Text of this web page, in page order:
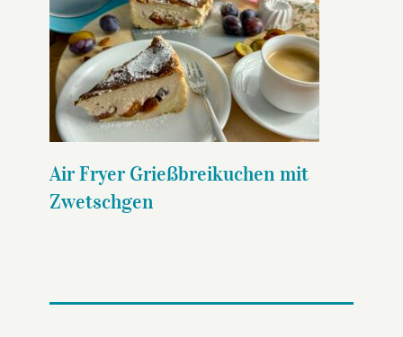
Air Fryer Grießbreikuchen mit
Zwetschgen
Air Fryer Grießbreikuchen mit
Zwetschgen